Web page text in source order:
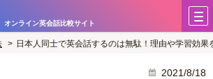
オンライン英会話比較サイト
日本人同士で英会話するのは無駄！理由や学習効果
2021/8/18